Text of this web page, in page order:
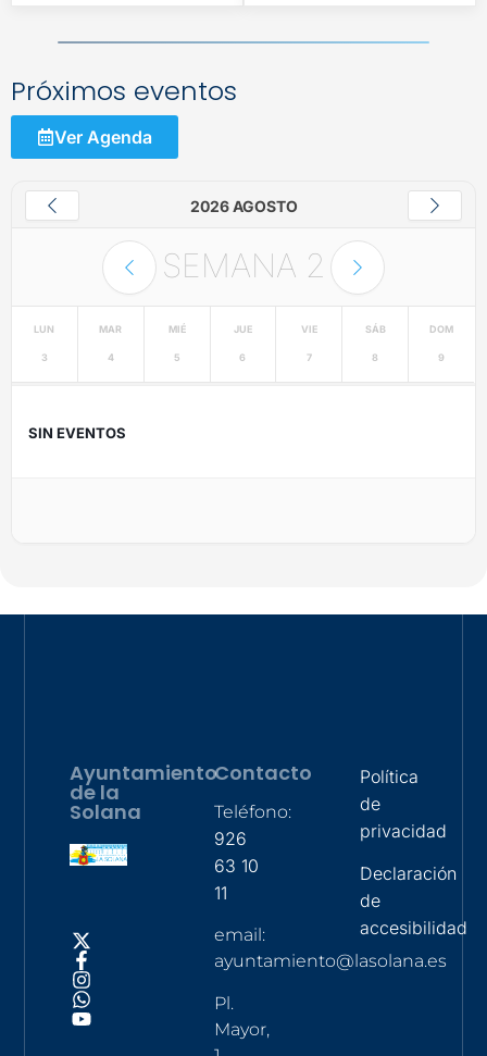
Próximos eventos
Ver Agenda
2026 AGOSTO
SEMANA 2
LUN
3
MAR
4
MIÉ
5
JUE
6
VIE
7
SÁB
8
DOM
9
SIN EVENTOS
Ayuntamiento
de la
Solana
Contacto
Teléfono:
926
63 10
11
email:
ayuntamiento@lasolana.es
Pl.
Mayor,
Política
de
privacidad
Declaración
de
accesibilidad